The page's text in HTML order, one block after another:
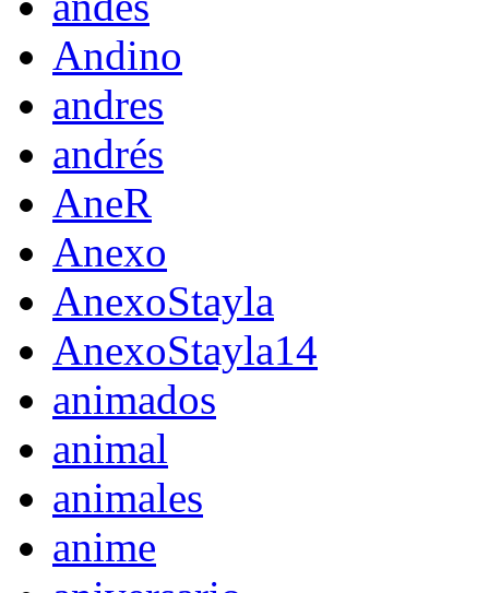
Andino
andres
andrés
AneR
Anexo
AnexoStayla
AnexoStayla14
animados
animal
animales
anime